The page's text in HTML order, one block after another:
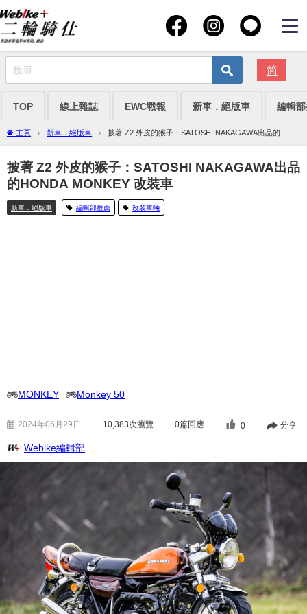
简
TOP 線上雜誌 EWC戰報 新車．絕版車 編輯
主頁 新車．絕版車
披著 Z2 外皮的猴子：SATOSHI NAKAGAWA出品的
HONDA MONKEY 改裝車
披著 Z2 外皮的猴子：SATOSHI NAKAGAWA出品
的HONDA MONKEY 改裝車
新車．絕版車 編輯部推薦 改裝車輛
MONKEY Monkey 50
2024年06月29日 10,383次瀏覽 0篇回應 0 分享
Webike編輯部